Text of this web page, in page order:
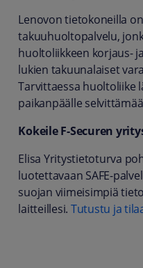
Lenovon tietokoneilla
takuuhuoltopalvelu,
huoltoliikkeen korjaus-
lukien takuunalaiset
Tarvittaessa huoltoliike
paikanpäälle
Kokeile F-Securen
Elisa Yritystietoturva
luotettavaan SAFE-
suojan viimeisimpiä
laitteillesi. Tutustu ja